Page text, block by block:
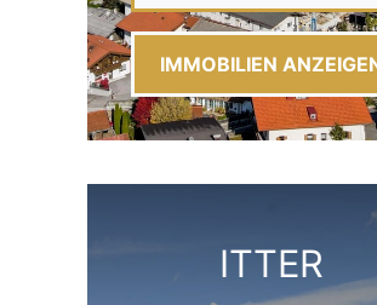
IMMOBILIEN
ITTER